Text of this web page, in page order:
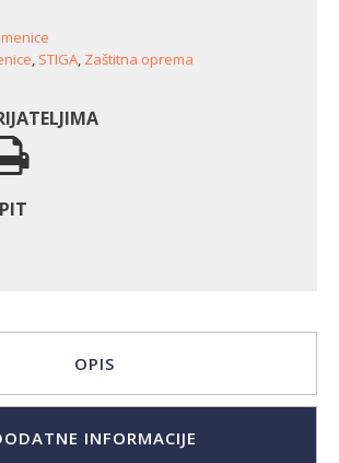
, STIGA, Zaštitna oprema
OPIS
INFORMACIJE